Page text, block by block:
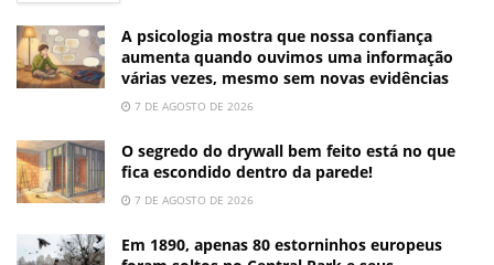
A psicologia mostra que nossa confiança
aumenta quando ouvimos uma informação
várias vezes, mesmo sem novas evidências
7 DE AGOSTO DE 2026
O segredo do drywall bem feito está no que
fica escondido dentro da parede!
7 DE AGOSTO DE 2026
Em 1890, apenas 80 estorninhos europeus